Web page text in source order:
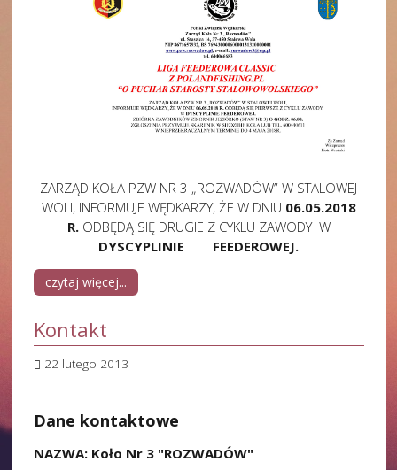
ZARZĄD KOŁA PZW NR 3 „ROZWADÓW” W STALOWEJ
WOLI, INFORMUJE WĘDKARZY, ŻE W DNIU 06.05.2018
R. ODBĘDĄ SIĘ DRUGIE Z CYKLU ZAWODY W
DYSCYPLINIE FEEDEROWEJ.
czytaj więcej...
Kontakt
22 lutego 2013
Dane kontaktowe
NAZWA: Koło Nr 3 "ROZWADÓW"